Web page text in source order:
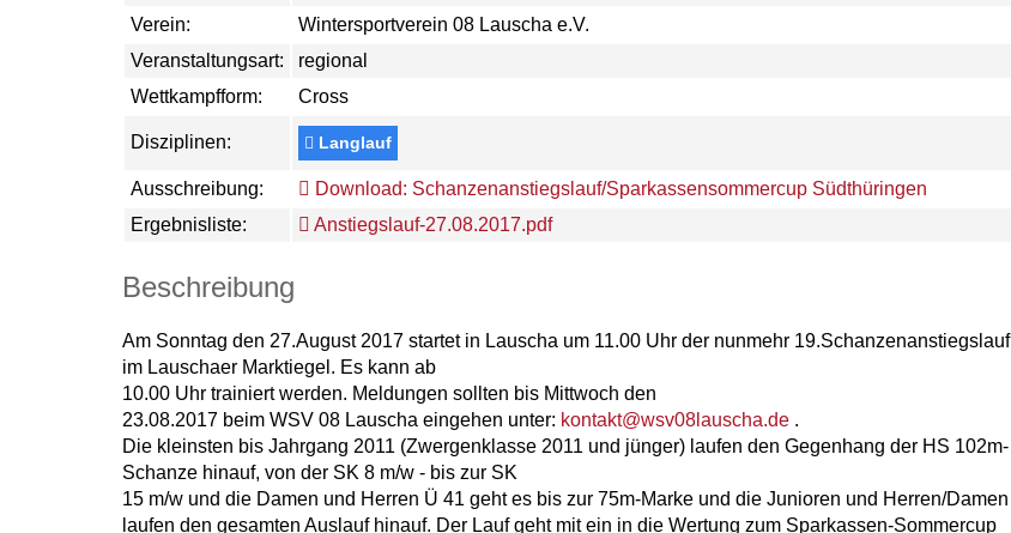
Verein:
Wintersportverein 08 Lauscha e.V.
Veranstaltungsart:
regional
Wettkampfform:
Cross
Disziplinen: Langlauf
Ausschreibung:
Download: Schanzenanstiegslauf/Sparkassensommercup Südthüringen
Ergebnisliste:
Anstiegslauf-27.08.2017.pdf
Beschreibung
Am Sonntag den 27.August 2017 startet in Lauscha um 11.00 Uhr der nunmehr 19.Schanzenanstiegslauf
im Lauschaer Marktiegel. Es kann ab
10.00 Uhr trainiert werden. Meldungen sollten bis Mittwoch den
23.08.2017 beim WSV 08 Lauscha eingehen unter: kontakt@wsv08lauscha.de .
Die kleinsten bis Jahrgang 2011 (Zwergenklasse 2011 und jünger) laufen den Gegenhang der HS 102m-
Schanze hinauf, von der SK 8 m/w - bis zur SK
15 m/w und die Damen und Herren Ü 41 geht es bis zur 75m-Marke und die Junioren und Herren/Damen
laufen den gesamten Auslauf hinauf. Der Lauf geht mit ein in die Wertung zum Sparkassen-Sommercup